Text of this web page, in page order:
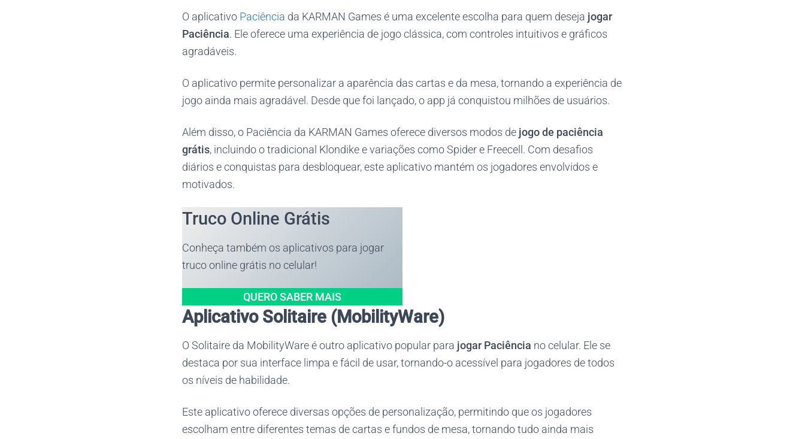
O aplicativo Paciência da KARMAN Games é uma excelente escolha para quem deseja jogar
Paciência. Ele oferece uma experiência de jogo clássica, com controles intuitivos e gráficos
agradáveis.
O aplicativo permite personalizar a aparência das cartas e da mesa, tornando a experiência de
jogo ainda mais agradável. Desde que foi lançado, o app já conquistou milhões de usuários.
Além disso, o Paciência da KARMAN Games oferece diversos modos de jogo de paciência
grátis, incluindo o tradicional Klondike e variações como Spider e Freecell. Com desafios
diários e conquistas para desbloquear, este aplicativo mantém os jogadores envolvidos e
motivados.
Truco Online Grátis
Conheça também os aplicativos para jogar
truco online grátis no celular!
QUERO SABER MAIS
Aplicativo Solitaire (MobilityWare)
O Solitaire da MobilityWare é outro aplicativo popular para jogar Paciência no celular. Ele se
destaca por sua interface limpa e fácil de usar, tornando-o acessível para jogadores de todos
os níveis de habilidade.
Este aplicativo oferece diversas opções de personalização, permitindo que os jogadores
escolham entre diferentes temas de cartas e fundos de mesa, tornando tudo ainda mais